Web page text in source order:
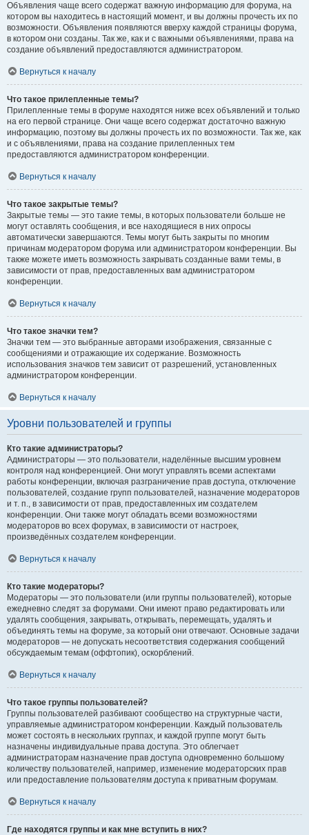
Объявления чаще всего содержат важную информацию для форума, на
котором вы находитесь в настоящий момент, и вы должны прочесть их по
возможности. Объявления появляются вверху каждой страницы форума,
в котором они созданы. Так же, как и с важными объявлениями, права на
создание объявлений предоставляются администратором.
Вернуться к началу
Что такое прилепленные темы?
Прилепленные темы в форуме находятся ниже всех объявлений и только
на его первой странице. Они чаще всего содержат достаточно важную
информацию, поэтому вы должны прочесть их по возможности. Так же, как
и с объявлениями, права на создание прилепленных тем
предоставляются администратором конференции.
Вернуться к началу
Что такое закрытые темы?
Закрытые темы — это такие темы, в которых пользователи больше не
могут оставлять сообщения, и все находящиеся в них опросы
автоматически завершаются. Темы могут быть закрыты по многим
причинам модератором форума или администратором конференции. Вы
также можете иметь возможность закрывать созданные вами темы, в
зависимости от прав, предоставленных вам администратором
конференции.
Вернуться к началу
Что такое значки тем?
Значки тем — это выбранные авторами изображения, связанные с
сообщениями и отражающие их содержание. Возможность
использования значков тем зависит от разрешений, установленных
администратором конференции.
Вернуться к началу
Уровни пользователей и группы
Кто такие администраторы?
Администраторы — это пользователи, наделённые высшим уровнем
контроля над конференцией. Они могут управлять всеми аспектами
работы конференции, включая разграничение прав доступа, отключение
пользователей, создание групп пользователей, назначение модераторов
и т. п., в зависимости от прав, предоставленных им создателем
конференции. Они также могут обладать всеми возможностями
модераторов во всех форумах, в зависимости от настроек,
произведённых создателем конференции.
Вернуться к началу
Кто такие модераторы?
Модераторы — это пользователи (или группы пользователей), которые
ежедневно следят за форумами. Они имеют право редактировать или
удалять сообщения, закрывать, открывать, перемещать, удалять и
объединять темы на форуме, за который они отвечают. Основные задачи
модераторов — не допускать несоответствия содержания сообщений
обсуждаемым темам (оффтопик), оскорблений.
Вернуться к началу
Что такое группы пользователей?
Группы пользователей разбивают сообщество на структурные части,
управляемые администратором конференции. Каждый пользователь
может состоять в нескольких группах, и каждой группе могут быть
назначены индивидуальные права доступа. Это облегчает
администраторам назначение прав доступа одновременно большому
количеству пользователей, например, изменение модераторских прав
или предоставление пользователям доступа к приватным форумам.
Вернуться к началу
Где находятся группы и как мне вступить в них?